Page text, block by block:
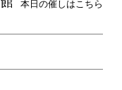
本日の催しはこちら